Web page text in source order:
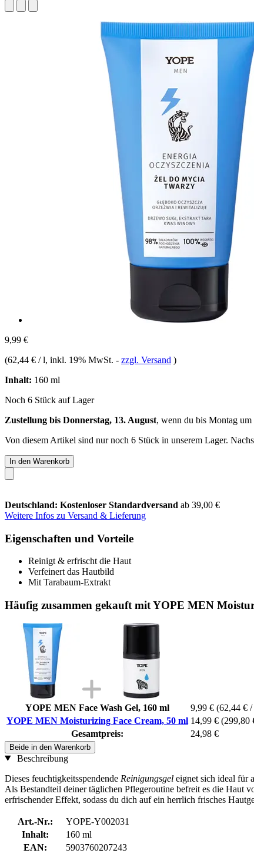
9,99 €
(62,44 € / l, inkl. 19% MwSt. - zzgl. Versand )
Inhalt: 160 ml
Noch 6 Stück auf Lager
Zustellung bis Donnerstag, 13. August, wenn du bis Montag
Von diesem Artikel sind nur noch 6 Stück in unserem Lager.
In den Warenkorb
Deutschland: Kostenloser Standardversand ab 39,00 €
Weitere Infos zu Versand & Lieferung
Eigenschaften und Vorteile
Reinigt & erfrischt die Haut
Verfeinert das Hautbild
Mit Tarabaum-Extrakt
Häufig zusammen gekauft mit YOPE MEN
YOPE MEN Face Wash Gel, 160 ml 9,99 € (62,44 €
YOPE MEN Moisturizing Face Cream, 50 ml 14,99 € (299,80
Gesamtpreis:
24,98 €
Beide in den Warenkorb
Beschreibung
Dieses feuchtigkeitsspendende Reinigungsgel eignet sich ideal für
Als Bestandteil deiner täglichen Pflegeroutine befreit es die Haut
erfrischender Effekt, sodass du dich auf ein herrlich frisches
Art.-Nr.:
YOPE-Y002031
Inhalt:
160 ml
EAN:
5903760207243